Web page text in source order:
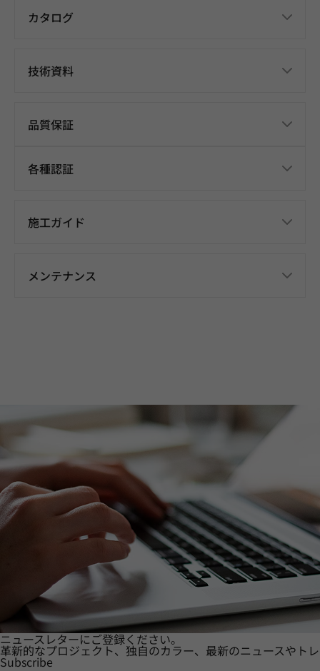
カタログ
技術資料
品質保証
各種認証
施工ガイド
メンテナンス
ニュースレターにご登録ください。
革新的なプロジェクト、独自のカラー、最新のニュースやト
Subscribe